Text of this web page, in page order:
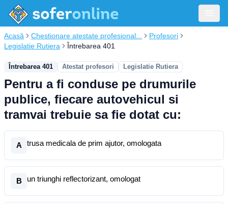
Acasă Chestionare atestate profesional...
Profesori
Legislatie Rutiera
Întrebarea 401
Întrebarea 401 Atestat profesori Legislatie Rutiera
Pentru a fi conduse pe drumurile
publice, fiecare autovehicul si
tramvai trebuie sa fie dotat cu:
A trusa medicala de prim ajutor, omologata
B un triunghi reflectorizant, omologat